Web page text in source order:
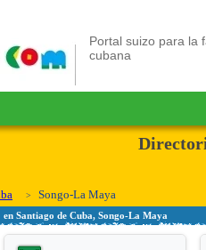
Portal suizo para la
cubana
Songo-La Maya
en Santiago de Cuba, Songo-La Maya